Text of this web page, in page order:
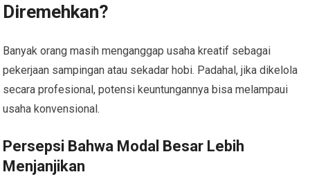
Diremehkan?
Banyak orang masih menganggap usaha kreatif sebagai
pekerjaan sampingan atau sekadar hobi. Padahal, jika dikelola
secara profesional, potensi keuntungannya bisa melampaui
usaha konvensional.
Persepsi Bahwa Modal Besar Lebih
Menjanjikan